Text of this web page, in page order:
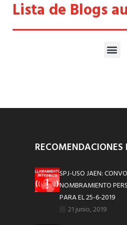
Lista de Blogs
RECOMENDACIONES
SPJ-USO JAEN:
NOMBRAMIENTO
PARA EL 25-6-2019
21 junio, 2019